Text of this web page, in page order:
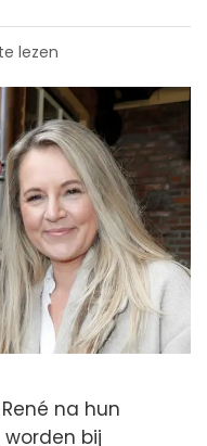
lezen
na hun
worden bij